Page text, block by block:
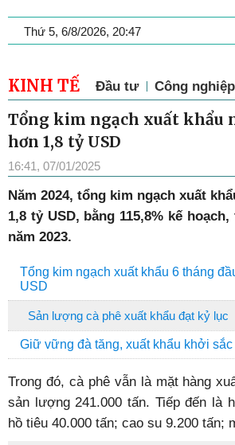
Thứ 5, 6/8/2026, 20:47
KINH TẾ Đầu tư Công nghiệp
Tổng kim ngạch xuất khẩu
hơn 1,8 tỷ USD
16:41, 07/01/2025
Năm 2024, tổng kim ngạch xuất
1,8 tỷ USD, bằng 115,8% kế
năm 2023.
Tổng kim ngạch xuất khẩu 6 tháng
USD
Sản lượng cà phê xuất khẩu đạt kỷ lục
Giữ vững đà tăng, xuất khẩu khởi sắc
Trong đó, cà phê vẫn là mặt hàng
sản lượng 241.000 tấn. Tiếp đến là
hồ tiêu 40.000 tấn; cao su 9.200 tấn;